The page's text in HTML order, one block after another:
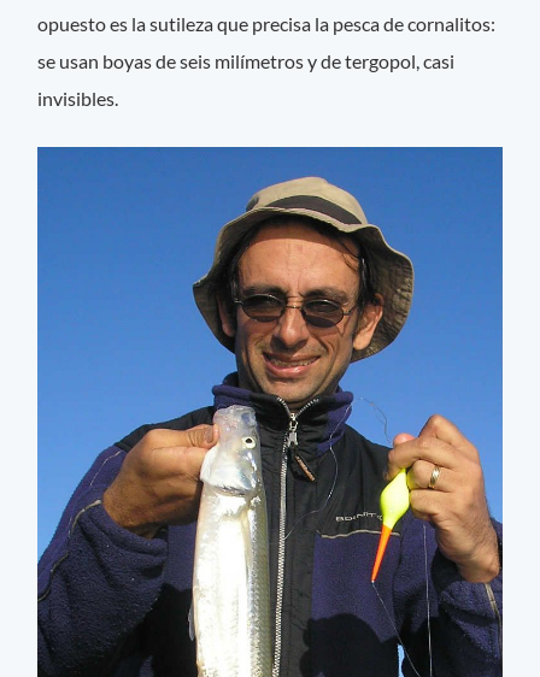
opuesto es la sutileza que precisa la pesca de cornalitos:
se usan boyas de seis milímetros y de tergopol, casi
invisibles.